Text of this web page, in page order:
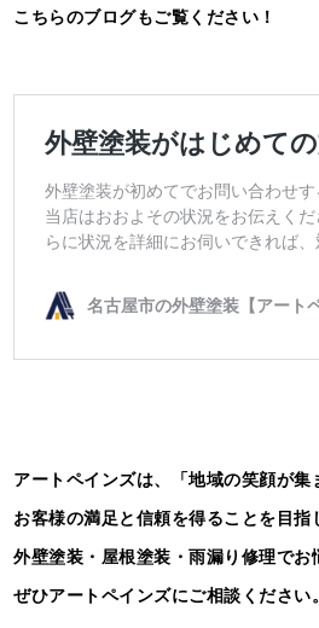
こちらのブログもご覧ください！
アートペインズは、「地域の笑顔が集
お客様の満足と信頼を得ることを目指
外壁塗装・屋根塗装・雨漏り修理でお
ぜひアートペインズにご相談ください。